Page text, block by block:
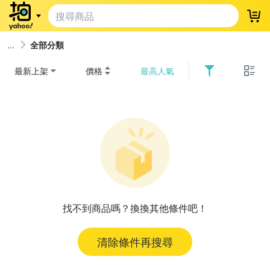
登
全部分類
最新上架 價格 最高人氣
找不到商品嗎？換換其他條件吧！
清除條件再搜尋